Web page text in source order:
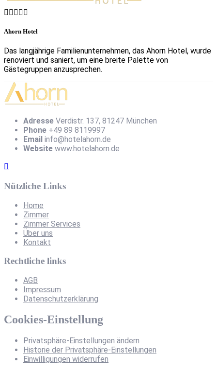
Ahorn Hotel
Das langjährige Familienunternehmen, das Ahorn Hotel, wurde
renoviert und saniert, um eine breite Palette von
Gästegruppen anzusprechen.
Adresse Verdistr. 137, 81247 München
Phone +49 89 8119997
Email info@hotelahorn.de
Website www.hotelahorn.de
Nützliche Links
Home
Zimmer
Zimmer Services
Über uns
Kontakt
Rechtliche links
AGB
Impressum
Datenschutzerklärung
Cookies-Einstellung
Privatsphäre-Einstellungen ändern
Historie der Privatsphäre-Einstellungen
Einwilligungen widerrufen